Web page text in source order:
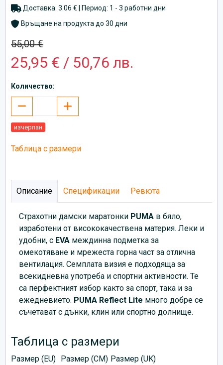
Доставка: 3.06 € | Период: 1 - 3 работни дни
Връщане на продукта до 30 дни
55,00 €
25,95 € / 50,76 лв.
Количество:
изчерпан
Таблица с размери
Описание Спецификации Ревюта
Страхотни дамски маратонки PUMA в бяло,
изработени от висококачествена материя. Леки и
удобни, с EVA междинна подметка за
омекотяване и мрежеста горна част за отлична
вентилация. Семплата визия е подходяща за
всекидневна употреба и спортни активности. Те
са перфектният избор както за спорт, така и за
ежедневието. PUMA Reflect Lite много добре се
съчетават с дънки, клин или спортно долнище.
Таблица с размери
Размер (EU) Размер (CM) Размер (UK)